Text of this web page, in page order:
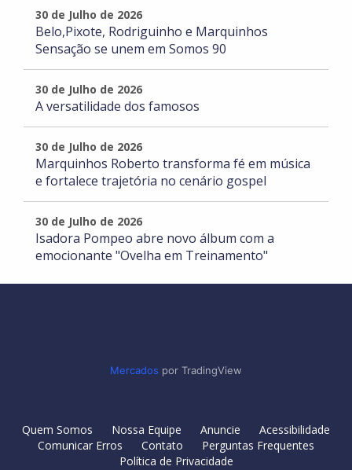
30 de Julho de 2026
Belo,Pixote, Rodriguinho e Marquinhos
Sensação se unem em Somos 90
30 de Julho de 2026
A versatilidade dos famosos
30 de Julho de 2026
Marquinhos Roberto transforma fé em música
e fortalece trajetória no cenário gospel
30 de Julho de 2026
Isadora Pompeo abre novo álbum com a
emocionante "Ovelha em Treinamento"
Mercados por TradingView
Quem Somos Nossa Equipe Anuncie
Acessibilidade
Comunicar Erros
Contato
Perguntas Frequentes
Política de Privacidade